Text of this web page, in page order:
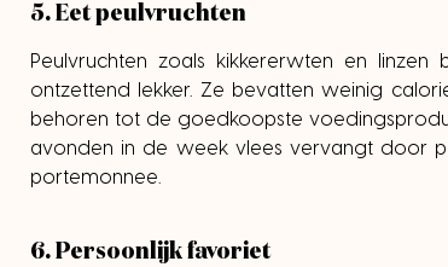
5. Eet peulvruchten
Peulvruchten zoals kikkererwten en
ontzettend lekker. Ze bevatten weinig
behoren tot de goedkoopste
avonden in de week vlees vervangt door
portemonnee.
6. Persoonlijk favoriet